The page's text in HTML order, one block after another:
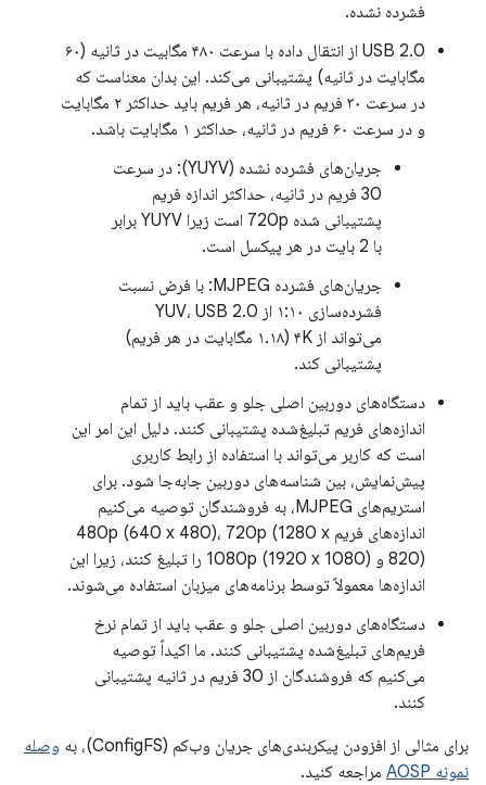
فشرده نشده.
USB 2.0 از انتقال داده با سرعت ۴۸۰ مگابیت در ثانیه (۶۰
مگابایت در ثانیه) پشتیبانی می‌کند. این بدان معناست که
در سرعت ۳۰ فریم در ثانیه، هر فریم باید حداکثر ۲ مگابایت
و در سرعت ۶۰ فریم در ثانیه، حداکثر ۱ مگابایت باشد.
جریان‌های فشرده نشده (YUYV): در سرعت
30 فریم در ثانیه، حداکثر اندازه فریم
پشتیبانی شده 720p است زیرا YUYV برابر
با 2 بایت در هر پیکسل است.
جریان‌های فشرده MJPEG: با فرض نسبت
فشرده‌سازی ۱:۱۰ از YUV، USB 2.0
می‌تواند از ۴K (۱.۱۸ مگابایت در هر فریم)
پشتیبانی کند.
دستگاه‌های دوربین اصلی جلو و عقب باید از تمام
اندازه‌های فریم تبلیغ‌شده پشتیبانی کنند. دلیل این امر این
است که کاربر می‌تواند با استفاده از رابط کاربری
پیش‌نمایش، بین شناسه‌های دوربین جابه‌جا شود. برای
استریم‌های MJPEG، به فروشندگان توصیه می‌کنیم
اندازه‌های فریم 480p (640 x 480)، 720p (1280 x
820) و 1080p (1920 x 1080) را تبلیغ کنند، زیرا این
اندازه‌ها معمولاً توسط برنامه‌های میزبان استفاده می‌شوند.
دستگاه‌های دوربین اصلی جلو و عقب باید از تمام نرخ
فریم‌های تبلیغ‌شده پشتیبانی کنند. ما اکیداً توصیه
می‌کنیم که فروشندگان از 30 فریم در ثانیه پشتیبانی
کنند.
برای مثالی از افزودن پیکربندی‌های جریان وب‌کم (ConfigFS)، به
وصله
نمونه AOSP
مراجعه کنید.